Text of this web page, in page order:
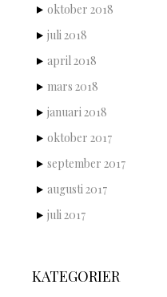
oktober 2018
juli 2018
april 2018
mars 2018
januari 2018
oktober 2017
september 2017
augusti 2017
juli 2017
KATEGORIER